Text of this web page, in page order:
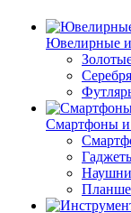
Ювелирные
Смартфоны